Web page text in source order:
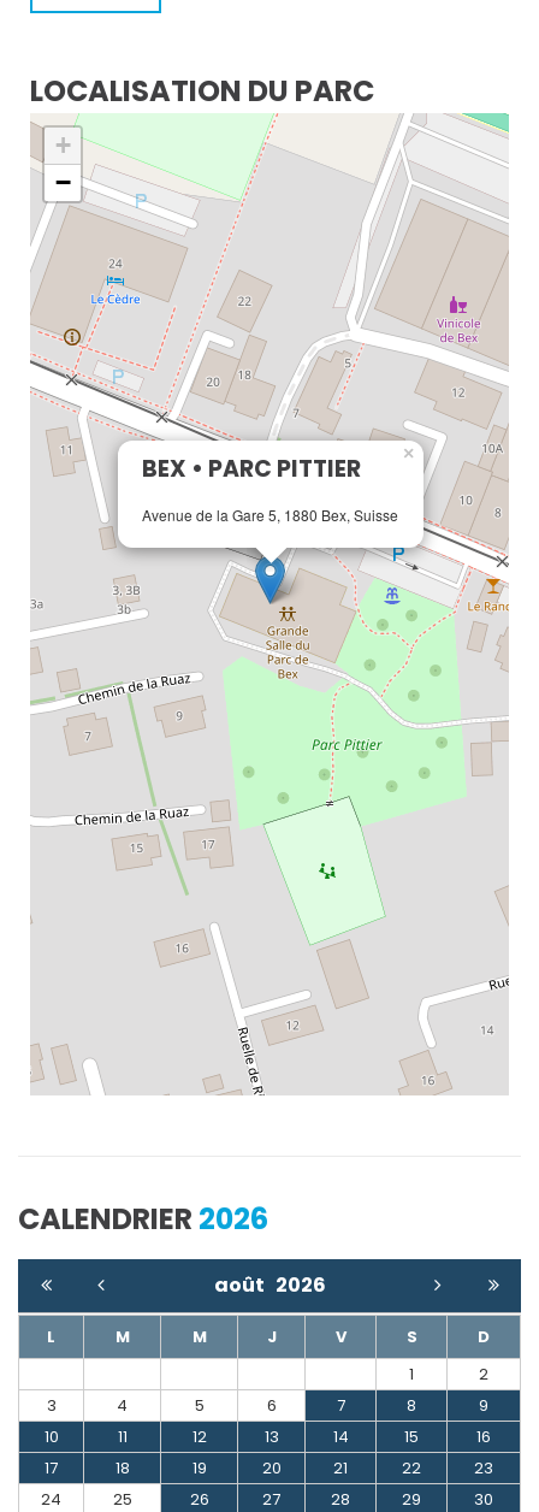
LOCALISATION DU PARC
BEX • PARC PITTIER
Avenue de la Gare 5, 1880 Bex, Suisse
×
+
−
CALENDRIER 2026
août 2026
L M M J V S
D
1
2
3
4 5 6 7 8
9
10
11 12 13 14 15
16
17
18 19 20 21 22
23
24
25 26 27 28 29
30